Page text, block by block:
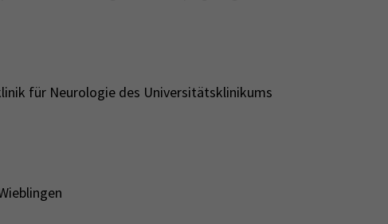
für Neurologie des Universitätsklinikums